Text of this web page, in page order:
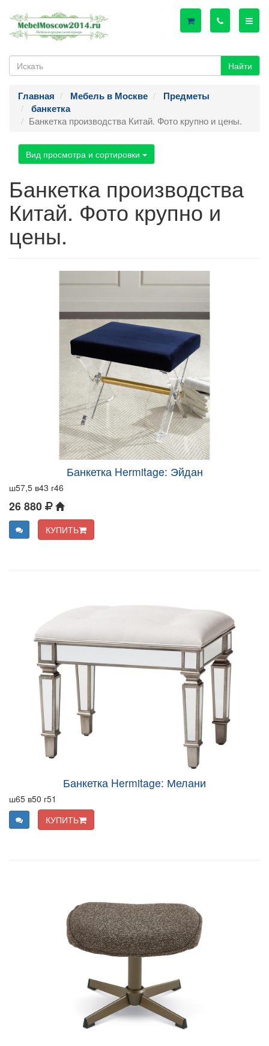
Найти
Главная Мебель в Москве
Предметы
банкетка
Банкетка производства Китай. Фото крупно и цены.
Вид просмотра и сортировки
Банкетка производства
Китай. Фото крупно и
цены.
Банкетка Hermitage: Эйдан
ш57,5 в43 г46
26 880
КУПИТЬ
Банкетка Hermitage: Мелани
ш65 в50 г51
КУПИТЬ